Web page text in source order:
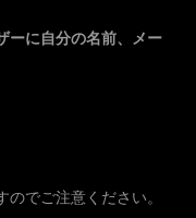
ーに自分の名前、メー
でご注意ください。